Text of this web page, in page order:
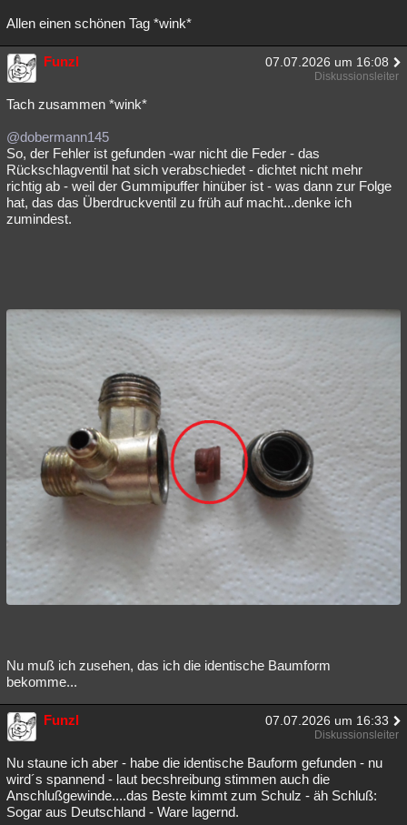
Allen einen schönen Tag *wink*
Funzl 07.07.2026 um 16:08
Diskussionsleiter
Tach zusammen *wink*
@dobermann145
So, der Fehler ist gefunden -war nicht die Feder - das
Rückschlagventil hat sich verabschiedet - dichtet nicht mehr
richtig ab - weil der Gummipuffer hinüber ist - was dann zur Folge
hat, das das Überdruckventil zu früh auf macht...denke ich
zumindest.
Nu muß ich zusehen, das ich die identische Baumform
bekomme...
Funzl 07.07.2026 um 16:33
Diskussionsleiter
Nu staune ich aber - habe die identische Bauform gefunden - nu
wird´s spannend - laut becshreibung stimmen auch die
Anschlußgewinde....das Beste kimmt zum Schulz - äh Schluß:
Sogar aus Deutschland - Ware lagernd.